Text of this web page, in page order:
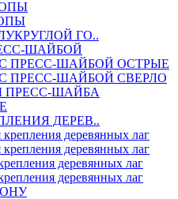
ГО..
ШАЙБОЙ
ПРЕСС-ШАЙБОЙ ОСТРЫЕ
ПРЕСС-ШАЙБОЙ СВЕРЛО
ПРЕСС-ШАЙБА
ДЕРЕВ..
деревянных лаг
деревянных лаг
деревянных лаг
деревянных лаг